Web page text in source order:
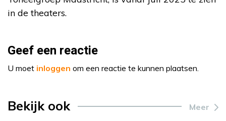
in de theaters.
Geef een reactie
U moet inloggen om een reactie te kunnen plaatsen.
Bekijk ook Meer